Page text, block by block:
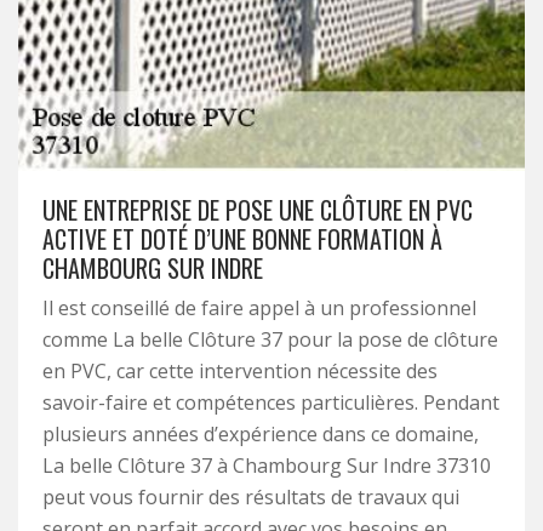
UNE ENTREPRISE DE POSE UNE CLÔTURE EN PVC
ACTIVE ET DOTÉ D’UNE BONNE FORMATION À
CHAMBOURG SUR INDRE
Il est conseillé de faire appel à un professionnel
comme La belle Clôture 37 pour la pose de clôture
en PVC, car cette intervention nécessite des
savoir-faire et compétences particulières. Pendant
plusieurs années d’expérience dans ce domaine,
La belle Clôture 37 à Chambourg Sur Indre 37310
peut vous fournir des résultats de travaux qui